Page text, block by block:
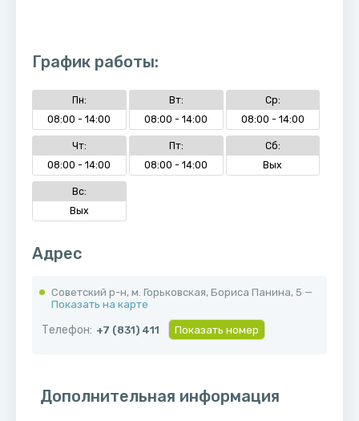
График работы:
Пн:
08:00 - 14:00
Вт:
08:00 - 14:00
Ср:
08:00 - 14:00
Чт:
08:00 - 14:00
Пт:
08:00 - 14:00
Сб:
Вых
Вс:
Вых
Адрес
Советский р-н, м. Горьковская, ​Бориса Панина, 5 —
Показать на карте
Телефон: +7 (831) 411 Показать номер
Дополнительная информация